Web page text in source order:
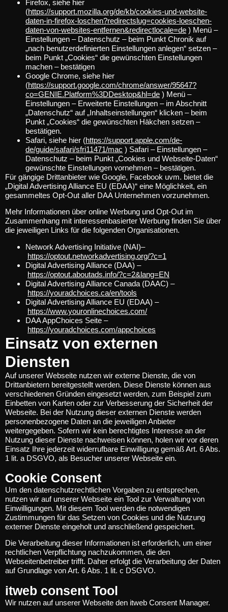
Firefox, siehe hier
(https://support.mozilla.org/de/kb/cookies-und-website-
daten-in-firefox-loschen?redirectslug=cookies-loeschen-
daten-von-websites-entfernen&redirectlocale=de ) Menü –
Einstellungen – Datenschutz – beim Punkt Chronik auf
„nach benutzerdefinierten Einstellungen anlegen“ setzen –
beim Punkt „Cookies“ die gewünschten Einstellungen
machen – bestätigen
Google Chrome, siehe hier
(https://support.google.com/chrome/answer/95647?
co=GENIE.Platform%3DDesktop&hl=de ) Menü –
Einstellungen – Erweiterte Einstellungen – im Abschnitt
„Datenschutz“ auf „Inhaltseinstellungen“ klicken – beim
Punkt „Cookies“ die gewünschten Häkchen setzen –
bestätigen.
Safari, siehe hier (https://support.apple.com/de-
de/guide/safari/sfri11471/mac ) Safari – Einstellungen –
Datenschutz – beim Punkt „Cookies und Webseite-Daten“
gewünschte Einstellungen vornehmen – bestätigen.
Für gängige Drittanbieter wie Google, Facebook uvm. bietet die
„Digital Advertising Alliance EU (EDAA)“ eine Möglichkeit, ein
gesammeltes Opt-Out aller DAA Unternehmen vorzunehmen.
Mehr Informationen über online Werbung und Opt-Out im
Zusammenhang mit interessenbasierter Werbung finden Sie über
die jeweiligen Links für die folgenden Organisationen.
Network Advertising Initiative (NAI)–
https://optout.networkadvertising.org/?c=1
Digital Advertising Alliance (DAA) –
https://optout.aboutads.info/?c=2&lang=EN
Digital Advertising Alliance Canada (DAAC) –
https://youradchoices.ca/en/tools
Digital Advertising Alliance EU (EDAA) –
https://www.youronlinechoices.com/
DAA AppChoices Seite –
https://youradchoices.com/appchoices
Einsatz von externen
Diensten
Auf unserer Webseite nutzen wir externe Dienste, die von
Drittanbietern bereitgestellt werden. Diese Dienste können aus
verschiedenen Gründen eingesetzt werden, zum Beispiel zum
Einbetten von Karten oder zur Verbesserung der Sicherheit der
Webseite. Bei der Nutzung dieser externen Dienste werden
personenbezogene Daten an die jeweiligen Anbieter
weitergegeben. Sofern wir kein berechtigtes Interesse an der
Nutzung dieser Dienste nachweisen können, holen wir vor deren
Einsatz Ihre jederzeit widerrufbare Einwilligung gemäß Art. 6 Abs.
1 lit. a DSGVO, als Besucher unserer Webseite ein.
Cookie Consent
Um den datenschutzrechtlichen Vorgaben zu entsprechen,
nutzen wir auf unserer Webseite ein Tool zur Verwaltung von
Einwilligungen. Mit diesem Tool werden die notwendigen
Zustimmungen für das Setzen von Cookies und die Nutzung
externer Dienste eingeholt und anschließend gespeichert.
Die Verarbeitung dieser Informationen ist erforderlich, um einer
rechtlichen Verpflichtung nachzukommen, die den
Webseitenbetreiber trifft. Daher erfolgt die Verarbeitung der Daten
auf Grundlage von Art. 6 Abs. 1 lit. c DSGVO.
itweb consent Tool
Wir nutzen auf unserer Webseite den itweb Consent Manager.